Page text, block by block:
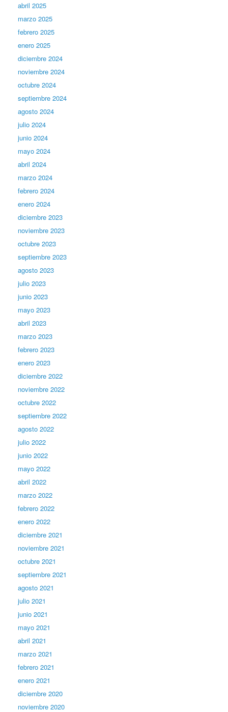
abril 2025
marzo 2025
febrero 2025
enero 2025
diciembre 2024
noviembre 2024
octubre 2024
septiembre 2024
agosto 2024
julio 2024
junio 2024
mayo 2024
abril 2024
marzo 2024
febrero 2024
enero 2024
diciembre 2023
noviembre 2023
octubre 2023
septiembre 2023
agosto 2023
julio 2023
junio 2023
mayo 2023
abril 2023
marzo 2023
febrero 2023
enero 2023
diciembre 2022
noviembre 2022
octubre 2022
septiembre 2022
agosto 2022
julio 2022
junio 2022
mayo 2022
abril 2022
marzo 2022
febrero 2022
enero 2022
diciembre 2021
noviembre 2021
octubre 2021
septiembre 2021
agosto 2021
julio 2021
junio 2021
mayo 2021
abril 2021
marzo 2021
febrero 2021
enero 2021
diciembre 2020
noviembre 2020